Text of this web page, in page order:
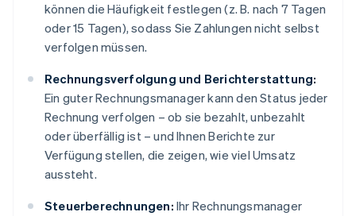
können die Häufigkeit festlegen (z. B. nach 7 Tagen
oder 15 Tagen), sodass Sie Zahlungen nicht selbst
verfolgen müssen.
Rechnungsverfolgung und Berichterstattung:
Ein guter Rechnungsmanager kann den Status jeder
Rechnung verfolgen – ob sie bezahlt, unbezahlt
oder überfällig ist – und Ihnen Berichte zur
Verfügung stellen, die zeigen, wie viel Umsatz
aussteht.
Steuerberechnungen: Ihr Rechnungsmanager